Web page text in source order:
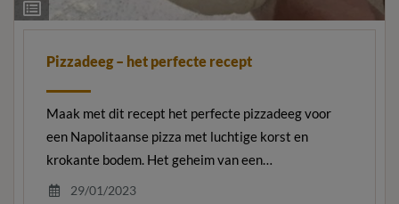
Ingrediëntenlijst
Pizzadeeg – het perfecte recept
Maak met dit recept het perfecte pizzadeeg voor
een Napolitaanse pizza met luchtige korst en
krokante bodem. Het geheim van een…
29/01/2023